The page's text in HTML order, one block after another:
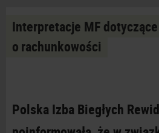
Interpretacje MF
o rachunkowości
Polska Izba Biegłych